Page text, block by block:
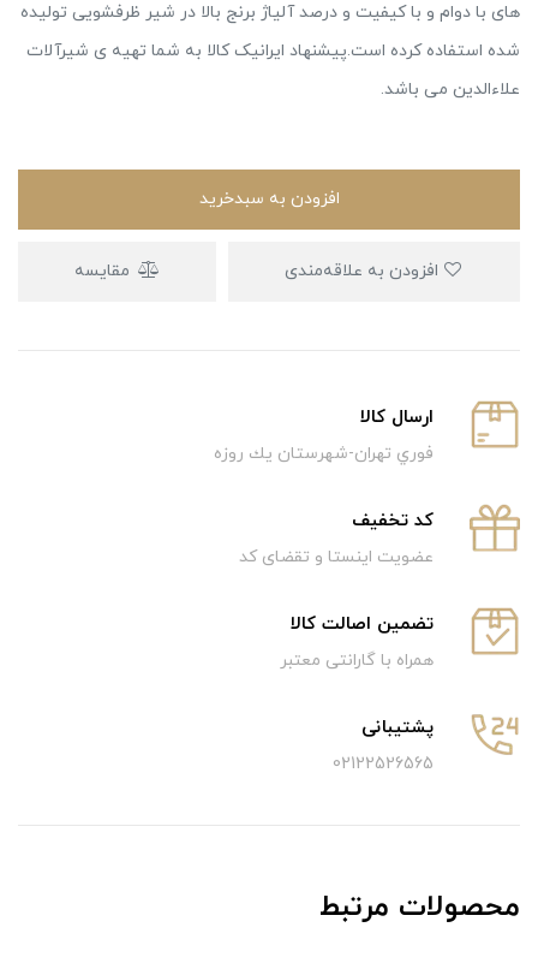
های با دوام و با کیفیت و درصد آلیاژ برنج بالا در شیر ظرفشویی تولیده
شده استفاده کرده است.پیشنهاد ایرانیک کالا به شما تهیه ی شیرآلات
علاءالدین می باشد.
افزودن به سبدخرید
مقایسه
ارسال كالا
فوري تهران-شهرستان يك روزه
كد تخفيف
عضویت اینستا و تقضای کد
تضمین اصالت کالا
همراه با گارانتی معتبر
پشتیبانی
02122526565
محصولات مرتبط